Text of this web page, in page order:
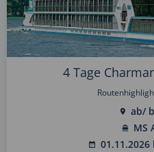
4 Tage
ab/
MS
01.11.2026